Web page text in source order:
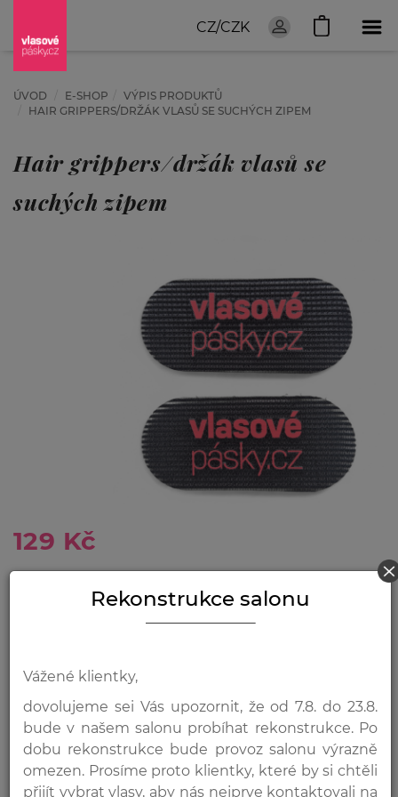
CZ/CZK
ZAČNĚTE
HLEDAT:
HLEDAT
ÚVOD E-SHOP
VÝPIS PRODUKTŮ
HAIR GRIPPERS/DRŽÁK VLASŮ SE SUCHÝCH ZIPEM
Hair grippers/držák vlasů se
suchých zipem
129 Kč
VYBERTE MNOŽSTVÍRekonstrukce salonu
Vážené klientky,
dovolujeme sei Vás upozornit, že od 7.8. do 23.8.
bude v našem salonu probíhat rekonstrukce. Po
dobu rekonstrukce bude provoz salonu výrazně
omezen. Prosíme proto klientky, které by si chtěli
přijít vybrat vlasy, aby nás nejprve kontaktovali na